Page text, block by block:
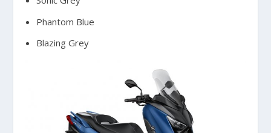
Phantom Blue
Blazing Grey